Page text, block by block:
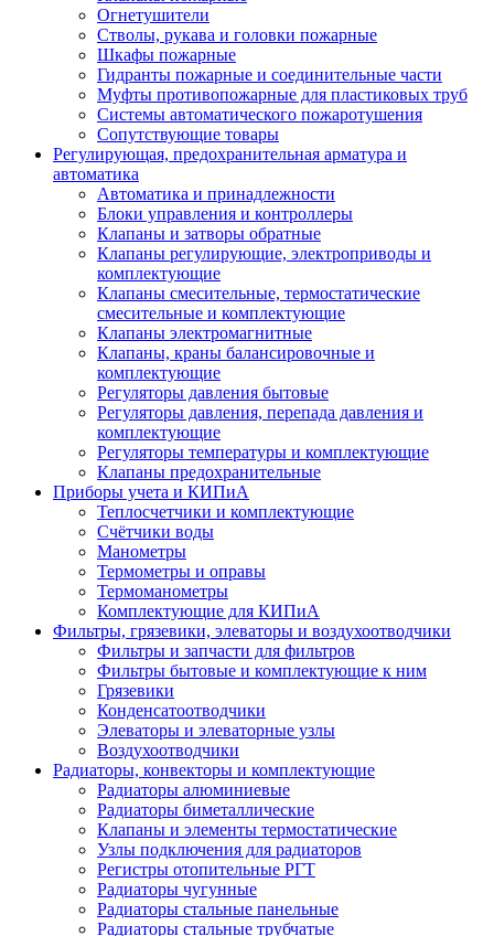
Огнетушители
Стволы, рукава и головки пожарные
Шкафы пожарные
Гидранты пожарные и соединительные части
Муфты противопожарные для пластиковых труб
Системы автоматического пожаротушения
Сопутствующие товары
Регулирующая, предохранительная арматура и
автоматика
Автоматика и принадлежности
Блоки управления и контроллеры
Клапаны и затворы обратные
Клапаны регулирующие, электроприводы и
комплектующие
Клапаны смесительные, термостатические
смесительные и комплектующие
Клапаны электромагнитные
Клапаны, краны балансировочные и
комплектующие
Регуляторы давления бытовые
Регуляторы давления, перепада давления и
комплектующие
Регуляторы температуры и комплектующие
Клапаны предохранительные
Приборы учета и КИПиА
Теплосчетчики и комплектующие
Счётчики воды
Манометры
Термометры и оправы
Термоманометры
Комплектующие для КИПиА
Фильтры, грязевики, элеваторы и воздухоотводчики
Фильтры и запчасти для фильтров
Фильтры бытовые и комплектующие к ним
Грязевики
Конденсатоотводчики
Элеваторы и элеваторные узлы
Воздухоотводчики
Радиаторы, конвекторы и комплектующие
Радиаторы алюминиевые
Радиаторы биметаллические
Клапаны и элементы термостатические
Узлы подключения для радиаторов
Регистры отопительные РГТ
Радиаторы чугунные
Радиаторы стальные панельные
Радиаторы стальные трубчатые